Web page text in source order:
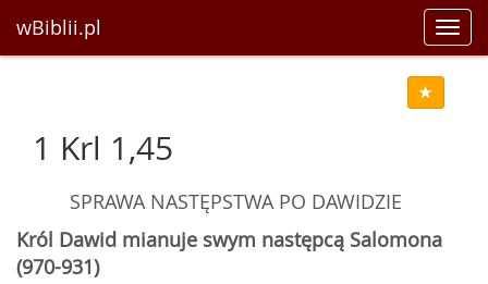
wBiblii.pl
1 Krl 1,45
SPRAWA NASTĘPSTWA PO DAWIDZIE
Król Dawid mianuje swym następcą Salomona
(970-931)